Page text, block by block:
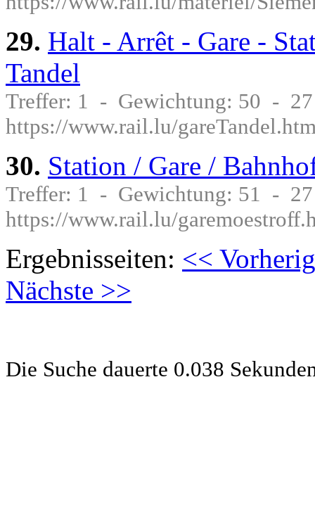
29. Halt - Arrêt - Gare -
Tandel
Treffer: 1 - Gewichtung: 50 -
https://www.rail.lu/
30. Station / Gare /
Treffer: 1 - Gewichtung: 51 -
https://www.rail.lu/
Ergebnisseiten: <<
Nächste >>
Die Suche dauerte 0.038